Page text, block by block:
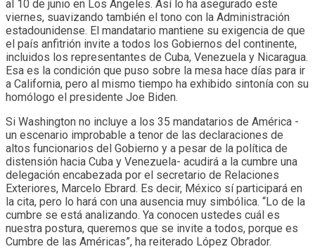
al 10 de junio en Los Ángeles. Así lo ha asegurado este
viernes, suavizando también el tono con la Administración
estadounidense. El mandatario mantiene su exigencia de que
el país anfitrión invite a todos los Gobiernos del continente,
incluidos los representantes de Cuba, Venezuela y Nicaragua.
Esa es la condición que puso sobre la mesa hace días para ir
a California, pero al mismo tiempo ha exhibido sintonía con su
homólogo el presidente Joe Biden.
Si Washington no incluye a los 35 mandatarios de América -
un escenario improbable a tenor de las declaraciones de
altos funcionarios del Gobierno y a pesar de la política de
distensión hacia Cuba y Venezuela- acudirá a la cumbre una
delegación encabezada por el secretario de Relaciones
Exteriores, Marcelo Ebrard. Es decir, México sí participará en
la cita, pero lo hará con una ausencia muy simbólica. “Lo de la
cumbre se está analizando. Ya conocen ustedes cuál es
nuestra postura, queremos que se invite a todos, porque es
Cumbre de las Américas”, ha reiterado López Obrador.